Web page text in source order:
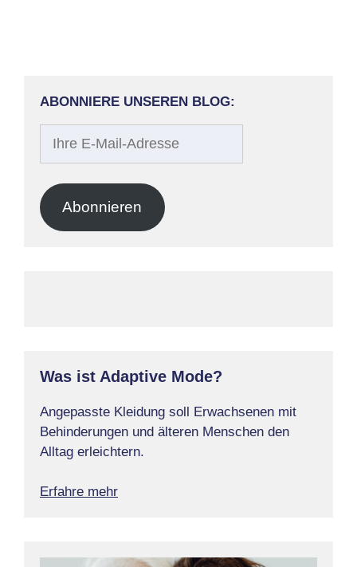
ABONNIERE UNSEREN BLOG:
Adresse
Abonnieren
Was ist Adaptive Mode?
Angepasste Kleidung soll Erwachsenen mit
Behinderungen und älteren Menschen den
Alltag erleichtern.
Erfahre mehr